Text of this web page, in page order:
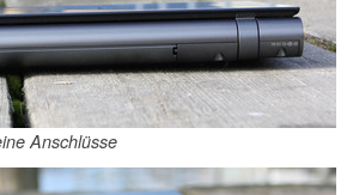
Anschlüsse